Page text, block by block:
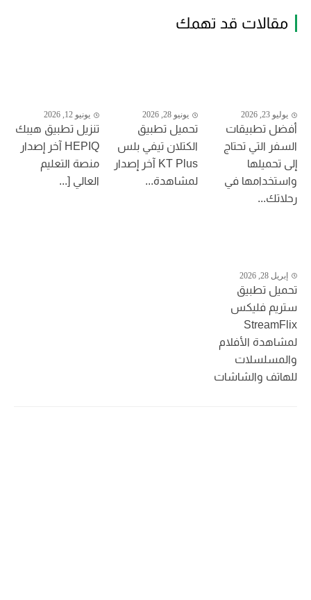
مقالات قد تهمك
يوليو 23, 2026
أفضل تطبيقات
السفر التي تحتاج
إلى تحميلها
واستخدامها في
رحلاتك...
يونيو 28, 2026
تحميل تطبيق
الكتلان تيفي بلس
KT Plus آخر إصدار
لمشاهدة...
يونيو 12, 2026
تنزيل تطبيق هيبك
HEPIQ آخر إصدار
منصة التعليم
العالي [...
إبريل 28, 2026
تحميل تطبيق
ستريم فليكس
StreamFlix
لمشاهدة الأفلام
والمسلسلات
للهاتف والشاشات